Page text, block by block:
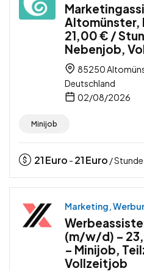
Altomünster,
21,00 € /
Nebenjob,
85250
Deutschland
02/08/2026
Minijob
21Euro - 21Euro / Stunde
Marketing,
(m/w/d) –
– Minijob,
Vollzeitjob